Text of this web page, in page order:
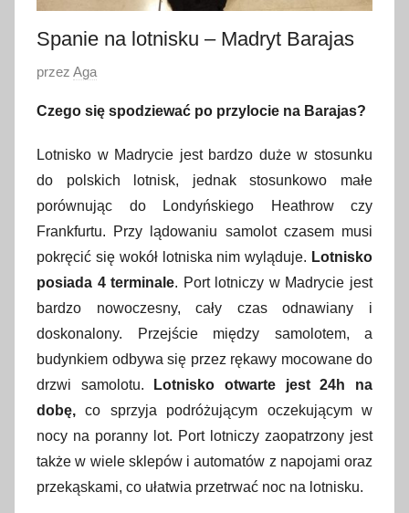
Spanie na lotnisku – Madryt Barajas
O
u
i
k
o
w
a
n
o
2
6
k
t
przez Aga
Czego się spodziewać po przylocie na Barajas?
Lotnisko w Madrycie jest bardzo duże w stosunku
do polskich lotnisk, jednak stosunkowo małe
porównując do Londyńskiego Heathrow czy
Frankfurtu. Przy lądowaniu samolot czasem musi
pokręcić się wokół lotniska nim wyląduje. Lotnisko
posiada 4 terminale. Port lotniczy w Madrycie jest
bardzo nowoczesny, cały czas odnawiany i
doskonalony. Przejście między samolotem, a
budynkiem odbywa się przez rękawy mocowane do
drzwi samolotu.
Lotnisko otwarte jest 24h na
dobę, co sprzyja podróżującym oczekującym w
nocy na poranny lot. Port lotniczy zaopatrzony jest
także w wiele sklepów i automatów z napojami oraz
przekąskami, co ułatwia przetrwać noc na lotnisku.